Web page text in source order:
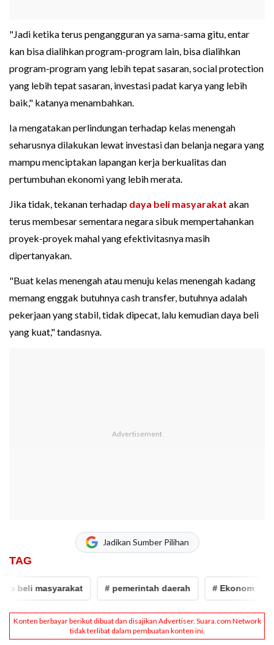
"Jadi ketika terus pengangguran ya sama-sama gitu, entar
kan bisa dialihkan program-program lain, bisa dialihkan
program-program yang lebih tepat sasaran, social protection
yang lebih tepat sasaran, investasi padat karya yang lebih
baik," katanya menambahkan.
Ia mengatakan perlindungan terhadap kelas menengah
seharusnya dilakukan lewat investasi dan belanja negara yang
mampu menciptakan lapangan kerja berkualitas dan
pertumbuhan ekonomi yang lebih merata.
Jika tidak, tekanan terhadap daya beli masyarakat akan
terus membesar sementara negara sibuk mempertahankan
proyek-proyek mahal yang efektivitasnya masih
dipertanyakan.
"Buat kelas menengah atau menuju kelas menengah kadang
memang enggak butuhnya cash transfer, butuhnya adalah
pekerjaan yang stabil, tidak dipecat, lalu kemudian daya beli
yang kuat," tandasnya.
Jadikan Sumber Pilihan
TAG
masyarakat # pemerintah daerah # Ekonom